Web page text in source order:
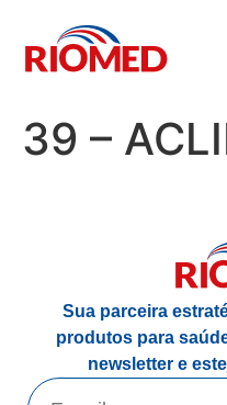
39 –
Sua parceira
produtos para
newsletter e